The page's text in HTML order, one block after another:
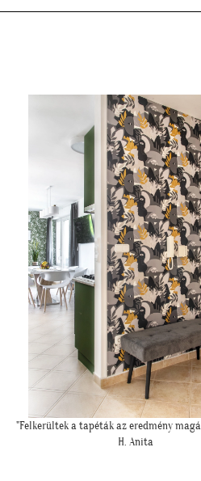
"Ilyen lett a lányom szobájában a gyönyörű
tapéta."